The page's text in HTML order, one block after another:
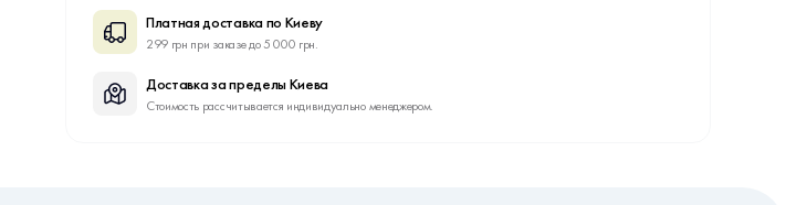
Платная доставка по Киеву
299 грн при заказе до 5 000 грн.
Доставка за пределы Киева
Стоимость рассчитывается индивидуально менеджером.